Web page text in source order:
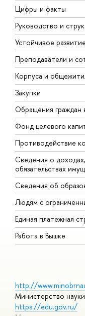
Цифры и факты
Руководство и
Устойчивое
Преподаватели и
Корпуса и
Закупки
Обращения
Фонд целевого
Противодействие
Сведения о
обязательствах
Сведения об
Людям с
Единая платежная
Работа в Вышке
http://
Министерство
https://edu.gov.ru/